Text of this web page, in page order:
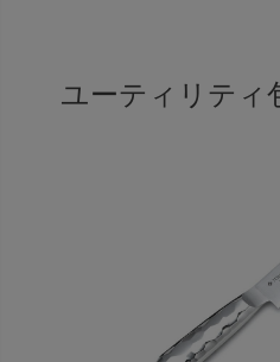
ユーティリティ